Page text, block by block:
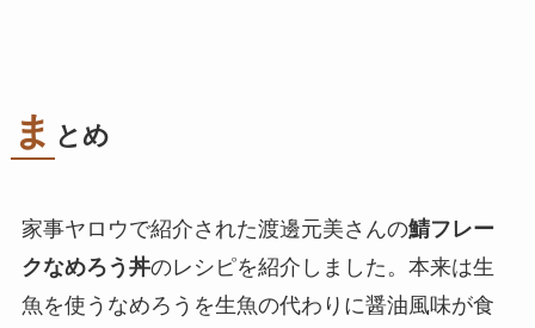
ま とめ
家事ヤロウで紹介された渡邊元美さんの鯖フレー
クなめろう丼のレシピを紹介しました。本来は生
魚を使うなめろうを生魚の代わりに醤油風味が食